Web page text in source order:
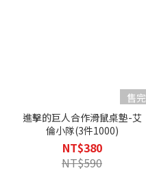
售完
進擊的巨人合作滑鼠桌墊-艾
倫小隊(3件1000)
NT$380
NT$590